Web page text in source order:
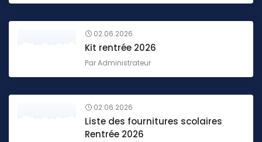
02.06.2026
Kit rentrée 2026
ParAdministrateur
02.06.2026
Liste des fournitures scolaires
Rentrée 2026